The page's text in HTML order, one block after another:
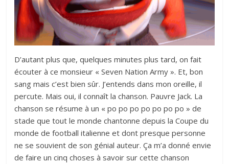
D’autant plus que, quelques minutes plus tard, on fait
écouter à ce monsieur « Seven Nation Army ». Et, bon
sang mais c’est bien sûr. J’entends dans mon oreille, il
percute. Mais oui, il connaît la chanson. Pauvre Jack. La
chanson se résume à un « po po po po po po po » de
stade que tout le monde chantonne depuis la Coupe du
monde de football italienne et dont presque personne
ne se souvient de son génial auteur. Ça m’a donné envie
de faire un cinq choses à savoir sur cette chanson